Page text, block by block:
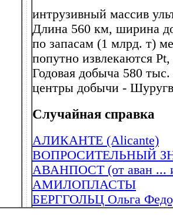
интрузивный массив
Длина 560 км, ширина
по запасам (1 млрд. т)
попутно извлекаются
Годовая добыча 580
центры добычи -
Случайная справка
АЛИКАНТЕ (Alicante)
ВОПРОСИТЕЛЬНЫЙ
АВАНПОСТ (от аван ...
АМИЛОПЛАСТЫ
БЕРГГОЛЬЦ Ольга